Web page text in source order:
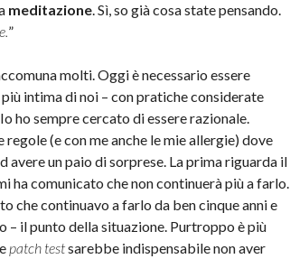
meditazione. Sì, so già cosa state pensando.
”
molti. Oggi è necessario essere
intima di noi – con pratiche considerate
ho sempre cercato di essere razionale.
(e con me anche le mie allergie) dove
avere un paio di sorprese. La prima riguarda il
ha comunicato che non continuerà più a farlo.
che continuavo a farlo da ben cinque anni e
– il punto della situazione. Purtroppo è più
patch testsarebbe indispensabile non aver